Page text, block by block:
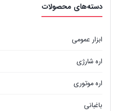
دسته‌های محصولات
ابزار عمومی
اره شارژی
اره موتوری
باغبانی